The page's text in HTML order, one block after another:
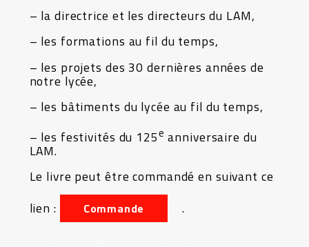
– la directrice et les directeurs du LAM,
– les formations au fil du temps,
– les projets des 30 dernières années de
notre lycée,
– les bâtiments du lycée au fil du temps,
– les festivités du 125e anniversaire du
LAM.
Le livre peut être commandé en suivant ce
lien :
Commande .